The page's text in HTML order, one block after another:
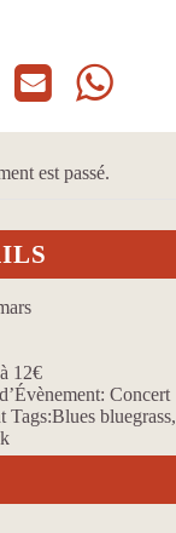
est passé.
12€
Concert
Tags:Blues bluegrass,